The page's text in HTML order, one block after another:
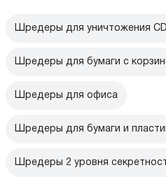
Шредеры для уничтожения
Шредеры для бумаги с
Шредеры для офиса
Шредеры для бумаги и
Шредеры 2 уровня